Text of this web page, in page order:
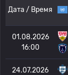
Дата / Время
01.08.2026
16:00
24.07.2026